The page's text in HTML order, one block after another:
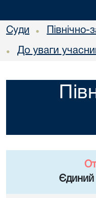
Суди •
• До уваги
Єдиний